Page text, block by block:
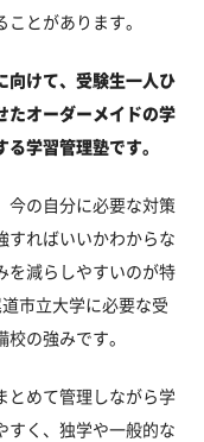
とがあります。
向けて、受験生一人ひ
たオーダーメイドの学
学習管理塾です。
今の自分に必要な対策
すればいいかわからな
を減らしやすいのが特
市立大学に必要な受
の強みです。
とめて管理しながら学
すく、独学や一般的な